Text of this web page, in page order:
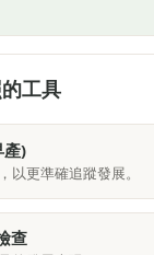
工具
產)
以更準確追蹤發展。
查